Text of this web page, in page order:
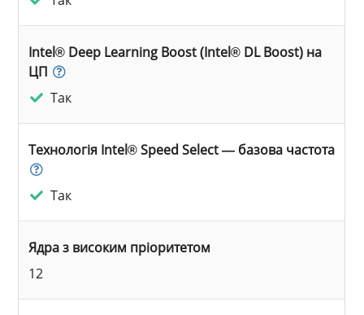
Intel® Deep Learning Boost (Intel® DL Boost) на
ЦП
Так
Технологія Intel® Speed Select — базова частота
Так
Ядра з високим пріоритетом
12